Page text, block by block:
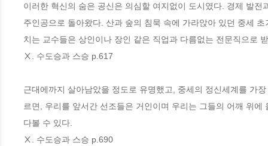
이러한 혁신의 숨은 공신은 의심할 여지없이 도시였다. 경제 발
주인공으로 돌아왔다. 산과 숲의 침묵 속에 가라앉아 있던 중세
치는 교수들은 상인이나 장인 같은 직업과 다름없는 전문직으로
Ⅹ. 수도승과 스승 p.617
근대에까지 살아남았을 정도로 유명했고, 중세의 정신세계를 가
르면, 우리를 앞서간 선조들은 거인이며 우리는 그들의 어깨 위
다볼 수 있다.
Ⅹ. 수도승과 스승 p.690